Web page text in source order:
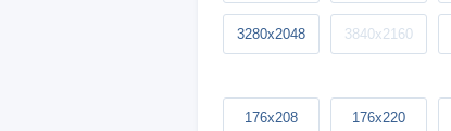
3280x2048 3840x2160
176x208 176x220